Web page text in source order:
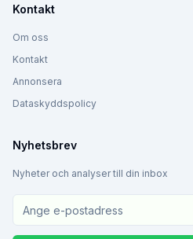
Kontakt
Om oss
Kontakt
Annonsera
Dataskyddspolicy
Nyhetsbrev
Nyheter och analyser till din inbox